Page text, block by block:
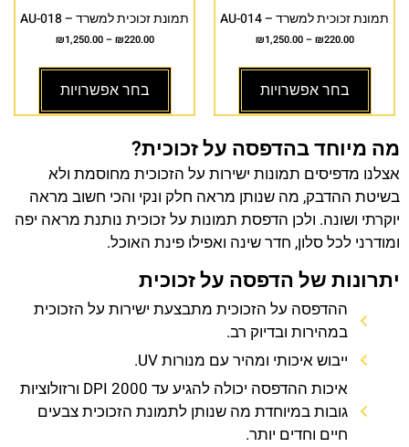
תמונת זכוכית למשרד – AU-014
₪220.00
–
₪1,250.00
בחר אפשרויות
תמונת זכוכית למשרד – AU-018
₪220.00
–
₪1,250.00
בחר אפשרויות
מה מיוחד בהדפסה על זכוכית?
אצלנו מדפיסים תמונות ישירות על הזכוכית מחוסמת ולא
בשיטת ההדבק, מה שנותן מראה חלק ונקי והכי חשוב מראה
יוקרתי ושונה. ולכן הדפסת תמונות על זכוכית נותנת מראה יפה
ומודרני לכל סלון, חדר שינה ואפילו פינת האוכל.
יתרונות של הדפסה על זכוכית
ההדפסה על הזכוכית מתבצעת ישירות על הזכוכית
במהירות ובדיוק רב.
ייבוש איכותי ומהיר עם מנורות UV.
איכות ההדפסה יכולה להגיע עד 2000 DPI ורזולוציות
גובות במיוחדת מה שנותן לתמונת הזכוכית צבעים
חיים וחדים יותר.